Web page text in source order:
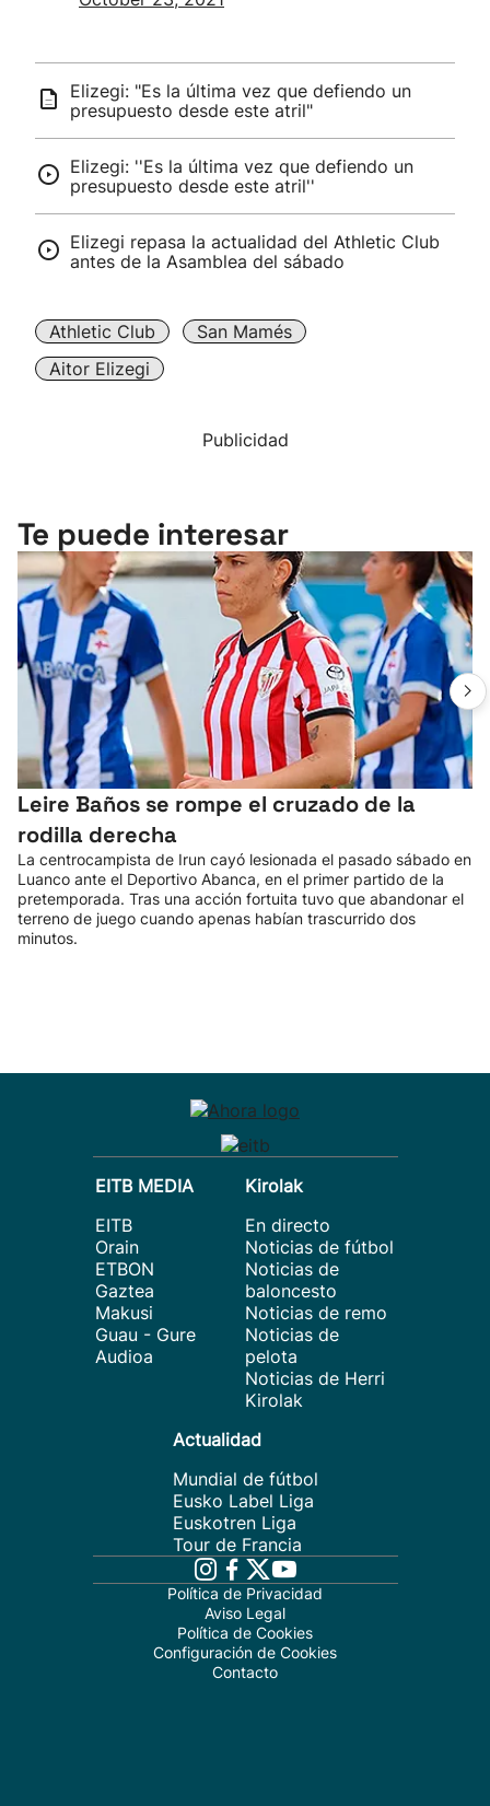
Elizegi: "Es la última vez que defiendo un
presupuesto desde este atril"
Elizegi: ''Es la última vez que defiendo un
presupuesto desde este atril''
Elizegi repasa la actualidad del Athletic Club
antes de la Asamblea del sábado
Athletic Club
San Mamés
Aitor Elizegi
Publicidad
Te puede interesar
Leire Baños se rompe el cruzado de la
rodilla derecha
La centrocampista de Irun cayó lesionada el pasado sábado en
Luanco ante el Deportivo Abanca, en el primer partido de la
pretemporada. Tras una acción fortuita tuvo que abandonar el
terreno de juego cuando apenas habían trascurrido dos
minutos.
EITB MEDIA
EITB
Orain
ETBON
Gaztea
Makusi
Guau - Gure
Audioa
Kirolak
En directo
Noticias de fútbol
Noticias de
baloncesto
Noticias de remo
Noticias de
pelota
Noticias de Herri
Kirolak
Actualidad
Mundial de fútbol
Eusko Label Liga
Euskotren Liga
Tour de Francia
Política de Privacidad
Aviso Legal
Política de Cookies
Configuración de Cookies
Contacto